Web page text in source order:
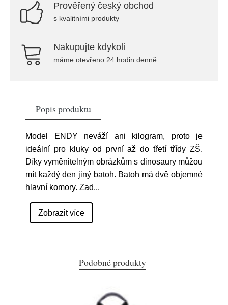
Prověřený český obchod
s kvalitními produkty
Nakupujte kdykoli
máme otevřeno 24 hodin denně
Popis produktu
Model ENDY neváží ani kilogram, proto je
ideální pro kluky od první až do třetí třídy ZŠ.
Díky vyměnitelným obrázkům s dinosaury můžou
mít každý den jiný batoh. Batoh má dvě objemné
hlavní komory. Zad...
Zobrazit více
Podobné produkty